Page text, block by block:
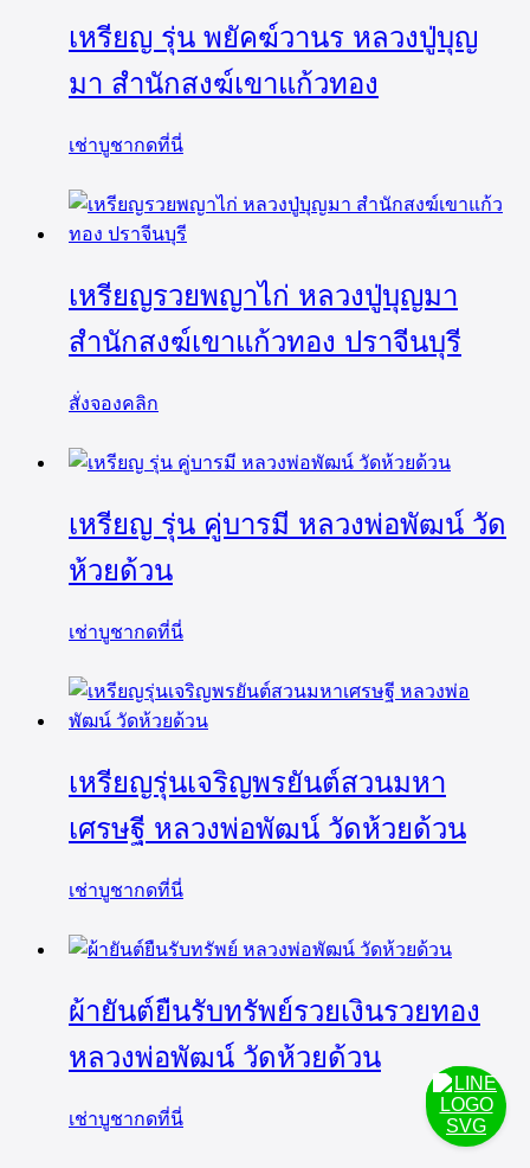
เหรียญ รุ่น พยัคฆ์วานร หลวงปู่บุญ
มา สำนักสงฆ์เขาแก้วทอง
เช่าบูชากดที่นี่
เหรียญรวยพญาไก่ หลวงปู่บุญมา
สำนักสงฆ์เขาแก้วทอง ปราจีนบุรี
สั่งจองคลิก
เหรียญ รุ่น คู่บารมี หลวงพ่อพัฒน์ วัด
ห้วยด้วน
เช่าบูชากดที่นี่
เหรียญรุ่นเจริญพรยันต์สวนมหา
เศรษฐี หลวงพ่อพัฒน์ วัดห้วยด้วน
เช่าบูชากดที่นี่
ผ้ายันต์ยืนรับทรัพย์รวยเงินรวยทอง
หลวงพ่อพัฒน์ วัดห้วยด้วน
เช่าบูชากดที่นี่